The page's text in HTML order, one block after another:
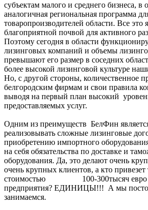
субъектам малого и среднего бизнеса, в
аналогичная региональная программа
товаропроизводителей области. Все это
благоприятной почвой для активного
Поэтому сегодня в области
лизинговых компаний и объемы
превышают его размер в соседних
более высокой лизинговой культуре
Но, с другой стороны, количественное
белгородским фирмам и свои правила
выводя на первый план высокий
предоставляемых услуг.
Одним из преимуществ БелФин
реализовывать сложные лизинговые
приобретению импортного
на себя обязательства по доставке и
оборудования. Да, это делают очень
очень крупных клиентов, а кто привезет
стоимостью 100-300тысяч евро
предприятия? ЕДИНИЦЫ!!! А мы
занимаемся.